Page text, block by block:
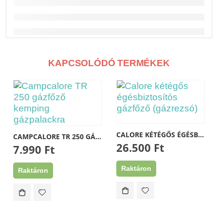
KAPCSOLÓDÓ TERMÉKEK
CAMPCALORE TR 250 GÁZFŐZŐ KEMPING GÁZPALACKRA
7.990 Ft
Raktáron
CALORE KÉTÉGŐS ÉGÉSBIZTOSÍTÓS GÁZFŐZŐ (GÁZREZSÓ)
26.500 Ft
Raktáron
1173, Budapest, Pesti út 237 Home Center D/6
+36 30 571 41 47
istvan.rakoczi@t-online.hu szerviz777@gmail.com
Információk
Adatvédelmi tájékoztató
Általános Szerződési Feltételek
Blog
Kapcsolat